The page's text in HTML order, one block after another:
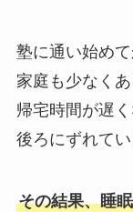
塾に通い始め
家庭も少なくあ
帰宅時間が遅
後ろにずれてい
その結果、睡